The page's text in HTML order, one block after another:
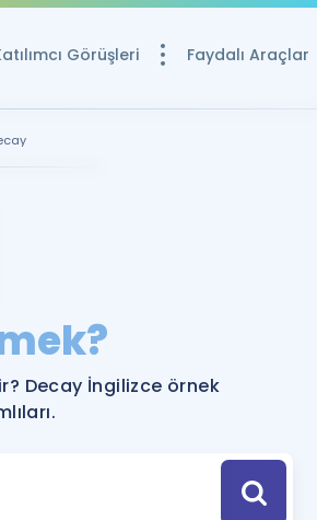
Görüşleri Faydalı Araçlar
YDS ve YÖKDİL Puan Hesaplama Aracı
Rehberlik Aracı
YDS ve YÖKDİL'e Hazırlananlar için
Tüm ÖSYM Sınavları Tek Takvimde
Decay İngilizce örnek